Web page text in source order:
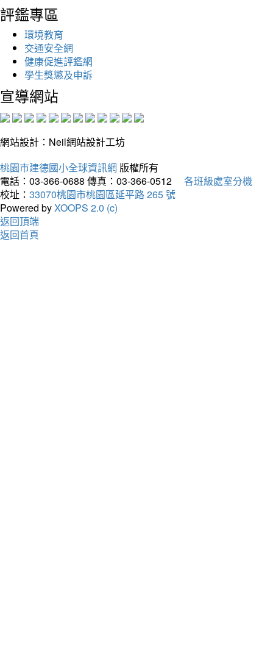
評鑑專區
環境教育
交通安全網
健康促進評鑑網
學生獎懲及申訴
宣導網站
網站設計：Neil網站設計工坊
桃園市建德國小全球資訊網 版權所有
電話：03-366-0688 傳真：03-366-0512
各班級處室分機
校址： 33070桃園市桃園區延平路 265 號
Powered byXOOPS 2.0 (c)
返回頂端
返回首頁